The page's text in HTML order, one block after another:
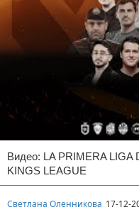
Видео: LA PRIMERA LIGA
KINGS LEAGUE
Светлана Оленникова 17-12-